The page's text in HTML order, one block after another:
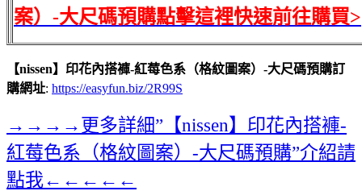
案）-大尺碼預購點擊這裡快速前往購買>
【nissen】印花內搭褲-紅莓色系（格紋圖案）-大尺碼預購訂
購網址: https://easyfun.biz/2R99S
→→→→更多詳細”【nissen】印花內搭褲-
紅莓色系（格紋圖案）-大尺碼預購”介紹請
點我←←←←←